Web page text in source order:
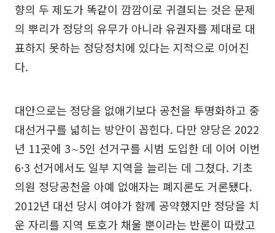
향의 두 제도가 똑같이 깜깜이로 귀결되는 것은 문제
의 뿌리가 정당의 유무가 아니라 유권자를 제대로 대
표하지 못하는 정당정치에 있다는 지적으로 이어진
다.
대안으로는 정당을 없애기보다 공천을 투명화하고 중
대선거구를 넓히는 방안이 꼽힌다. 다만 양당은 2022
년 11곳에 3∼5인 선거구를 시범 도입한 데 이어 이번
6·3 선거에서도 일부 지역을 늘리는 데 그쳤다. 기초
의원 정당공천을 아예 없애자는 폐지론도 거론됐다.
2012년 대선 당시 여야가 함께 공약했지만 정당을 치
운 자리를 지역 토호가 채울 뿐이라는 반론이 따랐고